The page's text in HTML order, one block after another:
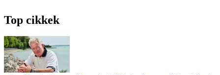
Top cikkek